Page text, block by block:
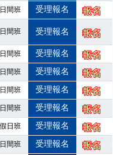
院官網看看吧！
管」安全衛生教育訓練之結
通知
上課，開始囉~~
日間班 受理報名
日間班 受理報名
日間班 受理報名
日間班 受理報名
日間班 受理報名
日間班 受理報名
假日班 受理報名
日間班 受理報名